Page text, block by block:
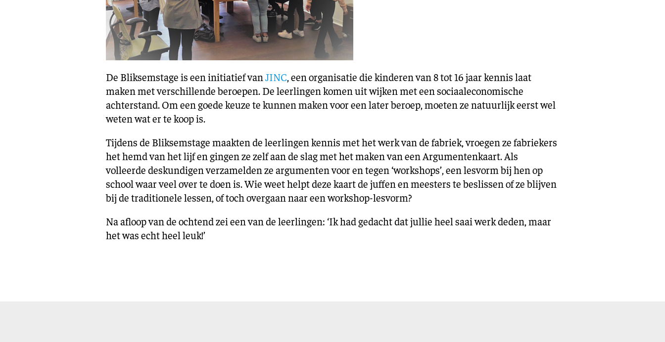
De Bliksemstage is een initiatief vanJINC, een organisatie die kinderen van 8 tot 16 jaar kennis laat
maken met verschillende beroepen. De leerlingen komen uit wijken met een sociaaleconomische
achterstand. Om een goede keuze te kunnen maken voor een later beroep, moeten ze natuurlijk eerst wel
weten wat er te koop is.
Tijdens de Bliksemstage maakten de leerlingen kennis met het werk van de fabriek, vroegen ze fabriekers
het hemd van het lijf en gingen ze zelf aan de slag met het maken van een Argumentenkaart. Als
volleerde deskundigen verzamelden ze argumenten voor en tegen ‘workshops’, een lesvorm bij hen op
school waar veel over te doen is. Wie weet helpt deze kaart de juffen en meesters te beslissen of ze blijven
bij de traditionele lessen, of toch overgaan naar een workshop-lesvorm?
Na afloop van de ochtend zei een van de leerlingen: ‘Ik had gedacht dat jullie heel saai werk deden, maar
het was echt heel leuk!’